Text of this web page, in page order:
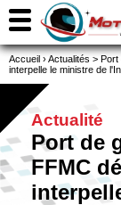
Accueil ›Actualités > Port
interpelle le ministre de
Actualité
Port de
FFMC